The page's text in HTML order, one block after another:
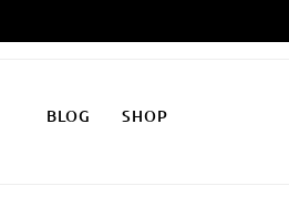
to
BLOG SHOP